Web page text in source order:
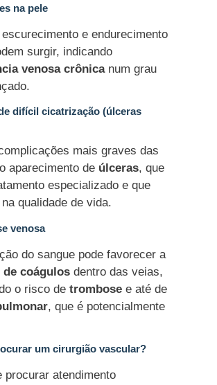
na pele
e endurecimento
surgir, indicando
venosa crônicanum grau
difícil cicatrização (úlceras
mais graves das
aparecimento de úlceras, que
especializado e que
qualidade de vida.
venosa
do sangue pode favorecer a
coágulos dentro das veias,
o risco de trombose e até de
, que é potencialmente
um cirurgião vascular?
procurar atendimento